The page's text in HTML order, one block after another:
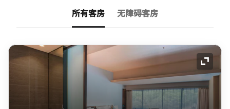
所有客房 无障碍客房
展开